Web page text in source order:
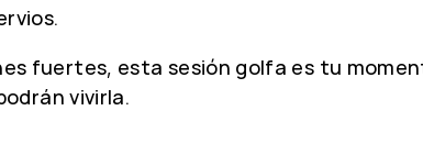
fuertes, esta sesión golfa es tu
vivirla.